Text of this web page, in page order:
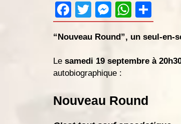
F
a
c
e
b
o
T
w
itt
er
M
e
s
s
e
g
W
h
at
s
p
ar
ta
g
“Nouveau Round”, un seul-
Le samedi 19 septembre à
autobiographique :
Nouveau Round